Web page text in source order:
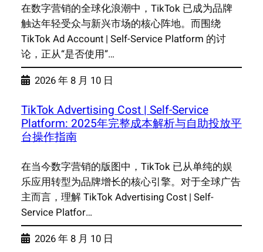
在数字营销的全球化浪潮中，TikTok 已成为品牌
触达年轻受众与新兴市场的核心阵地。而围绕
TikTok Ad Account | Self-Service Platform 的讨
论，正从“是否使用”…
2026 年 8 月 10 日
TikTok Advertising Cost | Self-Service
Platform: 2025年完整成本解析与自助投放平
台操作指南
在当今数字营销的版图中，TikTok 已从单纯的娱
乐应用转型为品牌增长的核心引擎。对于全球广告
主而言，理解 TikTok Advertising Cost | Self-
Service Platfor…
2026 年 8 月 10 日